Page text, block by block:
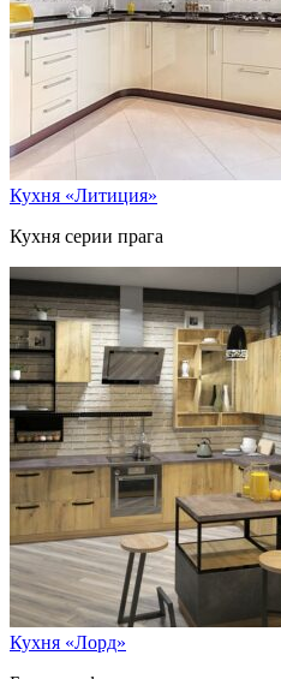
Кухня «Литиция»
Кухня серии прага
Кухня «Лорд»